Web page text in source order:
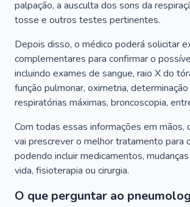
palpação, a ausculta dos sons da
tosse e outros testes pertinentes.
Depois disso, o médico poderá solicitar
complementares para confirmar o
incluindo exames de sangue, raio X do
função pulmonar, oximetria,
respiratórias máximas, broncoscopia,
Com todas essas informações em mãos,
vai prescrever o melhor tratamento para
podendo incluir medicamentos,
vida, fisioterapia ou cirurgia.
O que perguntar ao